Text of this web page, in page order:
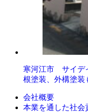
寒河江市 サイデ
根塗装、外構塗装
会社概要
本業を通した社会